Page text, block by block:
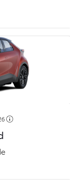
ELEKTRISCH
BTW)
BATTERIJ-